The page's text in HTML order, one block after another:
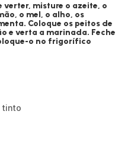
verter, misture o azeite, o
o mel, o alho, os
Coloque os peitos de
e verta a marinada. Feche
o no frigorífico
tinto